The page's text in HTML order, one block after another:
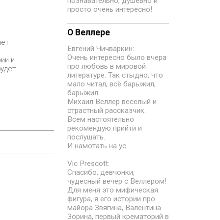
и
просто очень интересно!
О Веллере
Евгений Чичваркин:
Очень интересно было вчера
про любовь в мировой
литературе. Так стыдно, что
мало читал, всё барыжил,
барыжил...
Михаил Веллер весёлый и
страстный рассказчик.
Всем настоятельно
рекомендую прийти и
послушать.
И намотать на ус.
Vic Prescott:
Спасибо, девчонки,
чудесный вечер с Веллером!
Для меня это мифическая
фигура, я его истории про
майора Звягина, Валентина
Зорина, первый крематорий в